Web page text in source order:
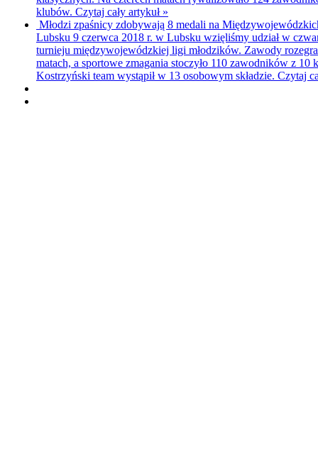
klubów. Czytaj cały artykuł »
Młodzi zpaśnicy zdobywają 8 medali na
Lubsku 9 czerwca 2018 r. w Lubsku wzięliśmy udział w
turnieju międzywojewódzkiej ligi młodzików. Zawody
matach, a sportowe zmagania stoczyło 110 zawodników z 10
Kostrzyński team wystąpił w 13 osobowym składzie. Czytaj